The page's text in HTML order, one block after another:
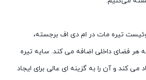
تیره مات در ام دی اف برجسته،
هر فضای داخلی اضافه می کند. سایه تیره
می کند و آن را به گزینه ای عالی برای ایجاد